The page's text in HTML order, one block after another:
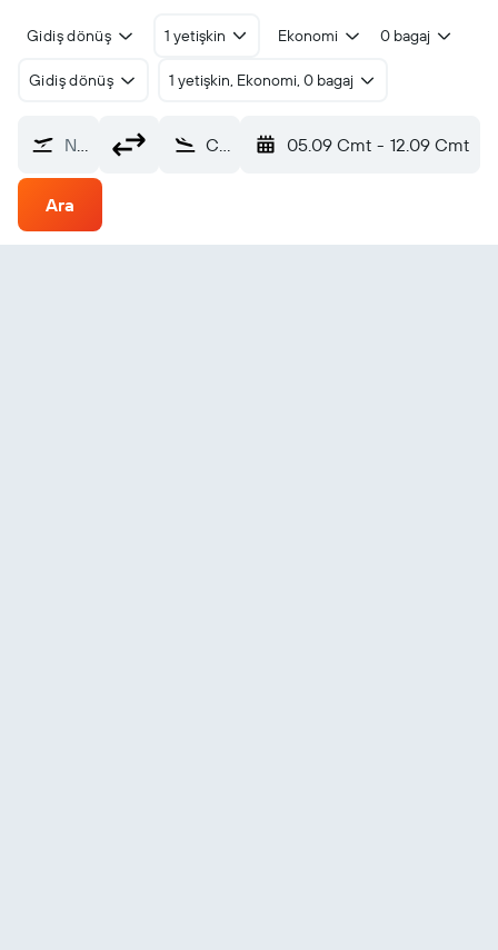
Gidiş dönüş 1 yetişkin Ekonomi 0 bagaj
Gidiş dönüş 1 yetişkin, Ekonomi, 0 bagaj
Nereden? Chibougamau (YMT) 05.09 Cmt - 12.09 Cmt
Ara